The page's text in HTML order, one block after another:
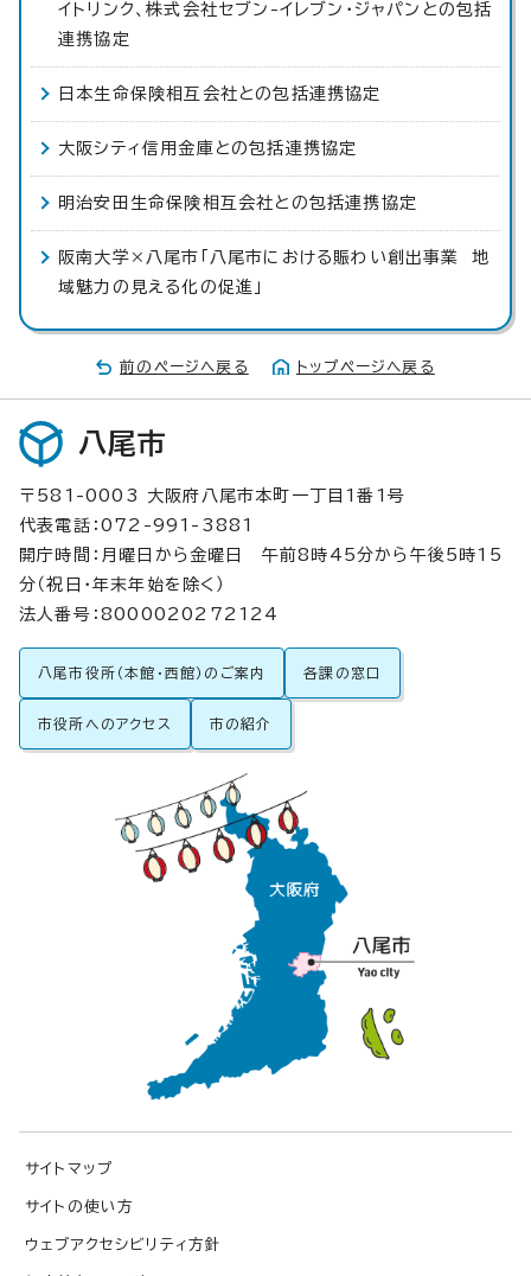
イトリンク、株式会社セブン-イレブン・ジャパンとの包括
連携協定
日本生命保険相互会社との包括連携協定
大阪シティ信用金庫との包括連携協定
明治安田生命保険相互会社との包括連携協定
阪南大学×八尾市「八尾市における賑わい創出事業 地
域魅力の見える化の促進」
前のページへ戻る トップページへ戻る
八尾市
〒581-0003 大阪府八尾市本町一丁目1番1号
代表電話：072-991-3881
開庁時間：月曜日から金曜日 午前8時45分から午後5時15
分（祝日・年末年始を除く）
法人番号：8000020272124
八尾市役所（本館・西館）のご案内 各課の窓口
市役所へのアクセス 市の紹介
サイトマップ
サイトの使い方
ウェブアクセシビリティ方針